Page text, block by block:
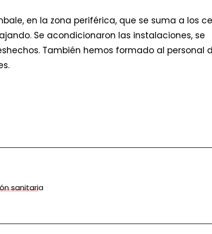
en la zona periférica, que se suma a los
Se acondicionaron las instalaciones, se
También hemos formado al personal
sanitaria